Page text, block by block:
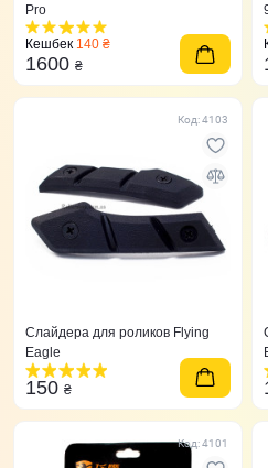
Pro
Кешбек 140 ₴
1600 ₴
Код: 4103
Слайдера для роликов Flying
Eagle
150 ₴
Код: 4101